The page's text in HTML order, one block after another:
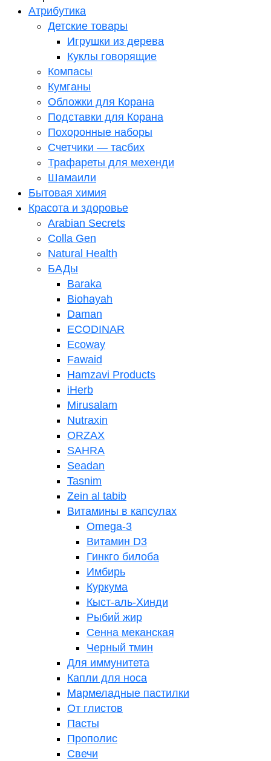
Атрибутика
Детские товары
Игрушки из дерева
Куклы говорящие
Компасы
Кумганы
Обложки для Корана
Подставки для Корана
Похоронные наборы
Счетчики — тасбих
Трафареты для мехенди
Шамаили
Бытовая химия
Красота и здоровье
Arabian Secrets
Colla Gen
Natural Health
БАДы
Baraka
Biohayah
Daman
ECODINAR
Ecoway
Fawaid
Hamzavi Рroducts
iHerb
Mirusalam
Nutraxin
ORZAX
SAHRA
Seadan
Tasnim
Zein al tabib
Витамины в капсулах
Omega-3
Витамин D3
Гинкго билоба
Имбирь
Куркума
Кыст-аль-Хинди
Рыбий жир
Сенна меканская
Черный тмин
Для иммунитета
Капли для носа
Мармеладные пастилки
От глистов
Пасты
Прополис
Свечи